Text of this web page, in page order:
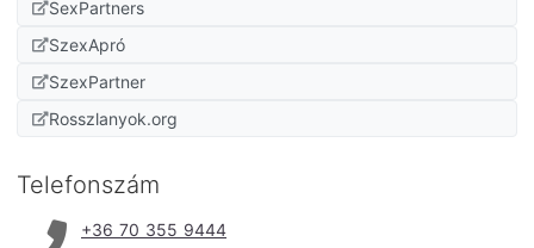
SexPartners
SzexApró
SzexPartner
Rosszlanyok.org
Telefonszám
+36 70 355 9444